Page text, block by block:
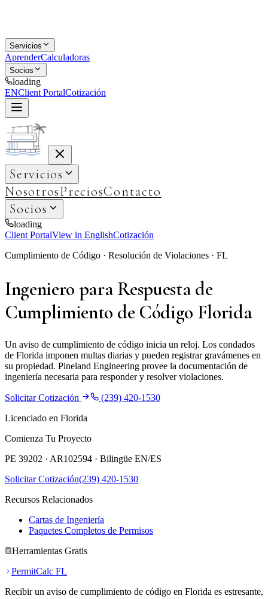
Servicios
AprenderCalculadoras
Socios
loading
ENClient PortalCotización
Servicios
NosotrosPreciosContacto
Socios
loading
Client PortalView in EnglishCotización
Cumplimiento de Código · Resolución de Violaciones · FL
Ingeniero para Respuesta de
Cumplimiento de Código Florida
Un aviso de cumplimiento de código inicia un reloj. Los condados
de Florida imponen multas diarias y pueden registrar gravámenes en
su propiedad. Pineland Engineering provee la documentación de
ingeniería necesaria para responder y resolver violaciones.
Solicitar Cotización
(239) 420-1530
Licenciado en Florida
Comienza Tu Proyecto
PE 39202 · AR102594 · Bilingüe EN/ES
Solicitar Cotización(239) 420-1530
Recursos Relacionados
Cartas de Ingeniería
Paquetes Completos de Permisos
Herramientas Gratis
PermitCalc FL
Recibir un aviso de cumplimiento de código en Florida es estresante,